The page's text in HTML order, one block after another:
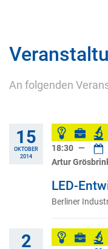
An folgenden
15
OKTOBER
2014
18:30 —
Artur
LED-
Berliner
2